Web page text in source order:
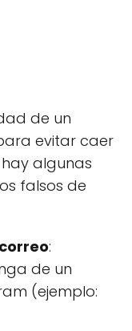
de un
evitar caer
algunas
falsos de
:
de un
(ejemplo: